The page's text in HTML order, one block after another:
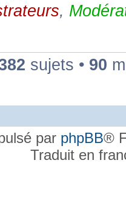
,
sujets • 90
par phpBB®
Traduit en